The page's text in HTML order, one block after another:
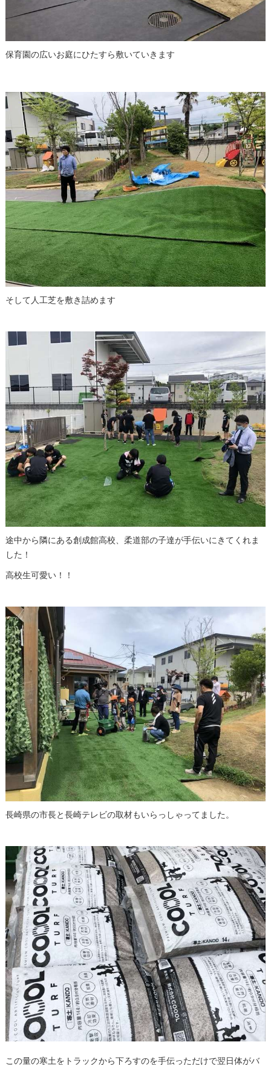
保育園の広いお庭にひたすら敷いていきます
そして人工芝を敷き詰めます
途中から隣にある創成館高校、柔道部の子達が手伝いにきてくれま
した！
高校生可愛い！！
長崎県の市長と長崎テレビの取材もいらっしゃってました。
この量の寒土をトラックから下ろすのを手伝っただけで翌日体がバ